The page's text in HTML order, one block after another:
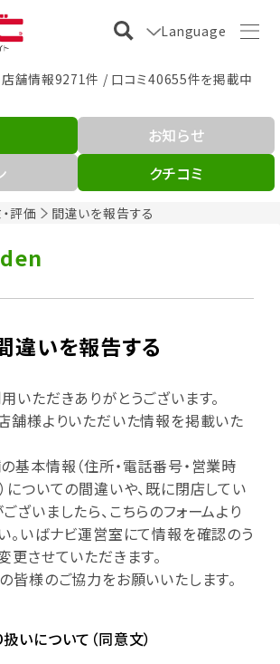
Language
店舗情報9271件 / 口コミ40655件を掲載中
評価 間違いを報告する
お知らせ
クチコミ
違いを報告する
いただきありがとうございます。
舗様よりいただいた情報を掲載いた
基本情報（住所・電話番号・営業時
についての間違いや、既に閉店してい
ざいましたら、こちらのフォームより
。いばナビ運営室にて情報を確認のう
更させていただきます。
皆様のご協力をお願いいたします。
いについて（同意文）